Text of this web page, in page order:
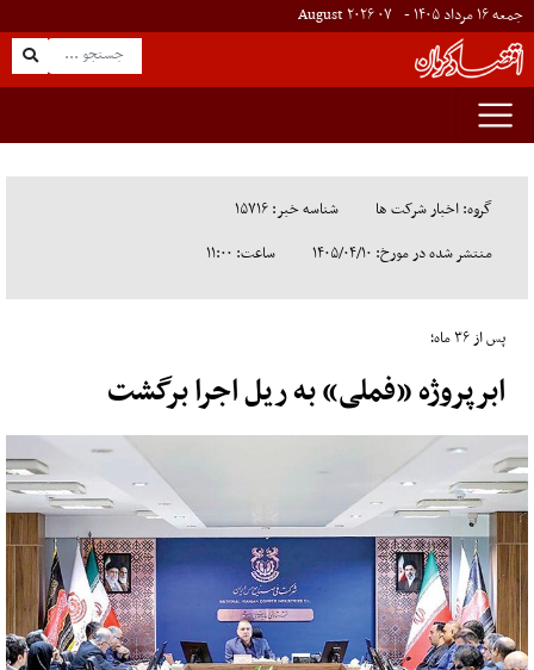
جمعه ۱۶ مرداد ۱۴۰۵ - ۰۷۲۰۲۶
گروه: اخبار شرکت ها
شناسه خبر: ۱۵۷۱۶
منتشر شده در مورخ: ۱۴۰۵/۰۴/۱۰
ساعت: ۱۱:۰۰
پس از ۳۶ ماه؛
ابرپروژه «فملی» به ریل اجرا برگشت